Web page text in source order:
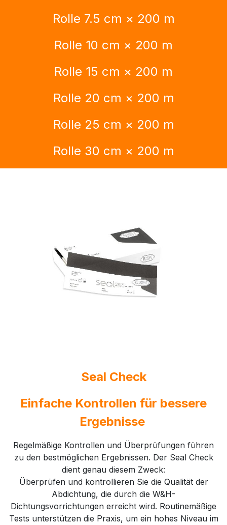
Rolle 7.5 cm × 200 m
Rolle 10 cm × 200 m
Rolle 15 cm × 200 m
Rolle 20 cm × 200 m
Rolle 25 cm × 200 m
Rolle 30 cm × 200 m
Seal Check
Einfache Kontrollen für bessere
Ergebnisse
Regelmäßige Kontrollen und Überprüfungen führen
zu den bestmöglichen Ergebnissen. Der Seal Check
dient genau diesem Zweck:
Überprüfen und kontrollieren Sie die Qualität der
Abdichtung, die durch die W&H-
Dichtungsvorrichtungen erreicht wird. Routinemäßige
Tests unterstützen die Praxis, um ein hohes Niveau im